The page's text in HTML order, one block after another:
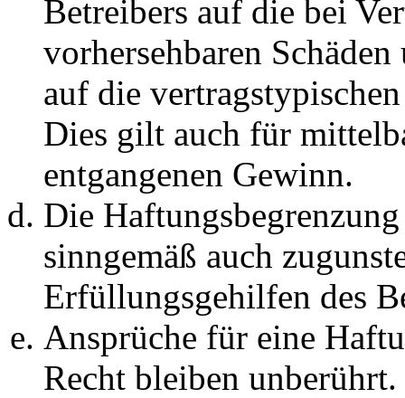
Betreibers auf die bei
vorhersehbaren
auf die
Dies gilt auch für
entgangenen Gewinn.
Die
sinngemäß auch
Erfüllungsgehilfen des
Ansprüche für eine
Recht bleiben unberührt.